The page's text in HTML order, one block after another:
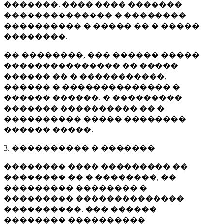
�������. ���� ���� �������
�������������� � ��������
���������� � ����� �� � �����
��������.
�� ��������, ��� ������ �����
��������������� �� �����
������ �� � �����������,
������ � �������������� �
������ ������. � ���������
������� ���������� �� �
���������� ����� ��������
������ �����.
3. ���������� � �������
�������� ���� ��������� ��
�������� �� � ��������, ��
��������� �������� �
��������� ��������������
����������. ��� ������
�������� ����������